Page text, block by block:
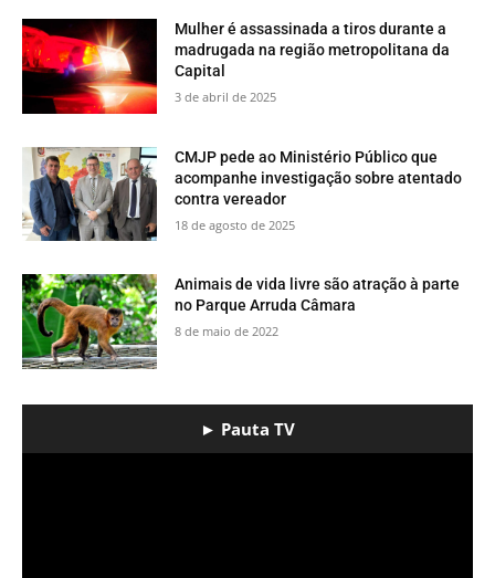
Mulher é assassinada a tiros durante a
madrugada na região metropolitana da
Capital
3 de abril de 2025
CMJP pede ao Ministério Público que
acompanhe investigação sobre atentado
contra vereador
18 de agosto de 2025
​Animais de vida livre são atração à parte
no Parque Arruda Câmara
8 de maio de 2022
► Pauta TV